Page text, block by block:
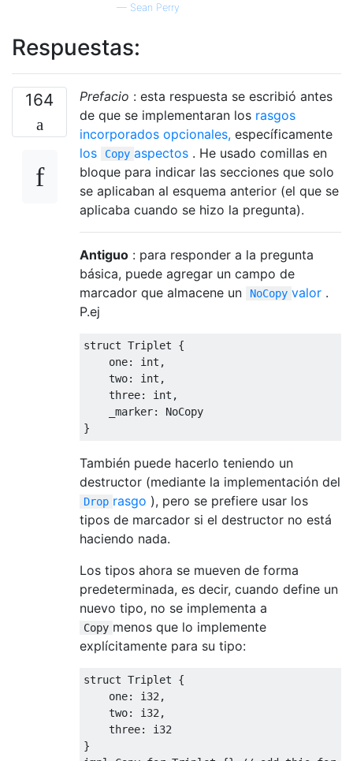
— Sean Perry
Respuestas:
164 Prefacio : esta respuesta se escribió antes
de que se implementaran los rasgos
incorporados opcionales, específicamente
los
Copy aspectos . He usado comillas en
bloque para indicar las secciones que solo
se aplicaban al esquema anterior (el que se
aplicaba cuando se hizo la pregunta).
Antiguo : para responder a la pregunta
básica, puede agregar un campo de
marcador que almacene un
NoCopy valor .
P.ej
struct Triplet {
    one
: int ,
    two
: int ,
    three
: int ,
    _marker
:
}
También puede hacerlo teniendo un
destructor (mediante la implementación del
Drop rasgo ), pero se prefiere usar los
tipos de marcador si el destructor no está
haciendo nada.
Los tipos ahora se mueven de forma
predeterminada, es decir, cuando define un
nuevo tipo, no se implementa a
Copy menos que lo implemente
explícitamente para su tipo:
struct Triplet {
    one
: i32 ,
    two
: i32 ,
    three
:
i32
}